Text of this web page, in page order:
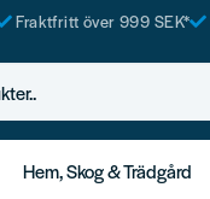
Fraktfritt över 999 SEK*
Hem, Skog & Trädgård